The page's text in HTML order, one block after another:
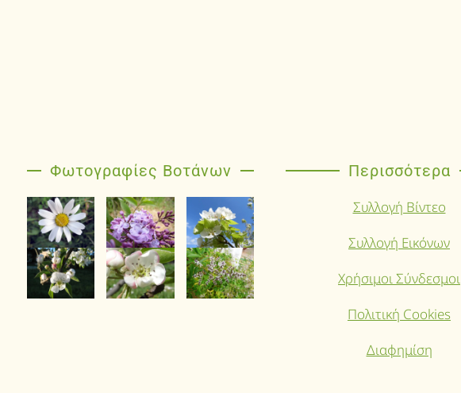
Φωτογραφίες Βοτάνων Περισσότερα
Συλλογή Βίντεο
Συλλογή Εικόνων
Χρήσιμοι Σύνδεσμοι
Πολιτική Cookies
Διαφημίση